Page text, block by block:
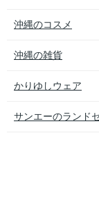
沖縄のコスメ
沖縄の雑貨
かりゆしウェア
サンエーのランド